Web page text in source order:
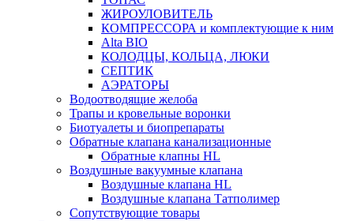
ЖИРОУЛОВИТЕЛЬ
КОМПРЕССОРА и комплектующие к ним
Alta BIO
КОЛОДЦЫ, КОЛЬЦА, ЛЮКИ
СЕПТИК
АЭРАТОРЫ
Водоотводящие желоба
Трапы и кровельные воронки
Биотуалеты и биопрепараты
Обратные клапана канализационные
Обратные клапны HL
Воздушные вакуумные клапана
Воздушные клапана HL
Воздушные клапана Татполимер
Сопутствующие товары